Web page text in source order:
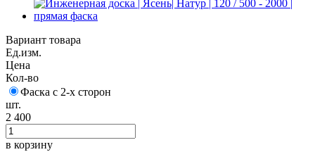
Вариант товара
Ед.изм.
Цена
Кол-во
Фаска с 2-х сторон
шт.
2 400
в корзину